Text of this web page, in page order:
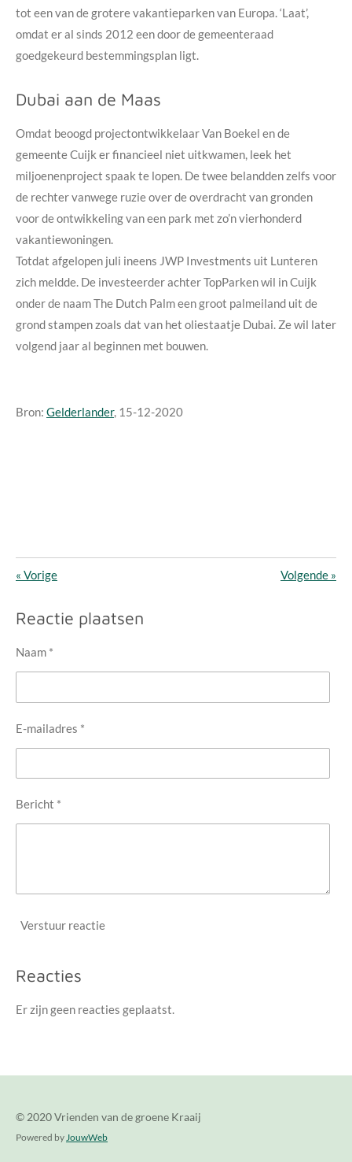
tot een van de grotere vakantieparken van Europa. ‘Laat’,
omdat er al sinds 2012 een door de gemeenteraad
goedgekeurd bestemmingsplan ligt.
Dubai aan de Maas
Omdat beoogd projectontwikkelaar Van Boekel en de
gemeente Cuijk er financieel niet uitkwamen, leek het
miljoenenproject spaak te lopen. De twee belandden zelfs voor
de rechter vanwege ruzie over de overdracht van gronden
voor de ontwikkeling van een park met zo’n vierhonderd
vakantiewoningen.
Totdat afgelopen juli ineens JWP Investments uit Lunteren
zich meldde. De investeerder achter TopParken wil in Cuijk
onder de naam The Dutch Palm een groot palmeiland uit de
grond stampen zoals dat van het oliestaatje Dubai. Ze wil later
volgend jaar al beginnen met bouwen.
Bron: Gelderlander, 15-12-2020
« Vorige Volgende »
Reactie plaatsen
Naam *
E-mailadres *
Bericht *
Verstuur reactie
Reacties
Er zijn geen reacties geplaatst.
© 2020 Vrienden van de groene Kraaij
Powered by JouwWeb